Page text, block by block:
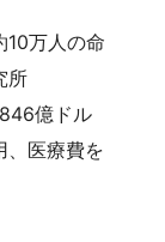
10万人の命
所
億ドル
、医療費を